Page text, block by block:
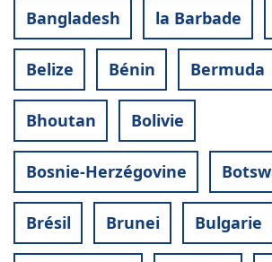
Bangladesh la Barbade
Belize Bénin Bermuda
Bhoutan Bolivie
Bosnie-Herzégovine
Brésil Brunei Bulgarie